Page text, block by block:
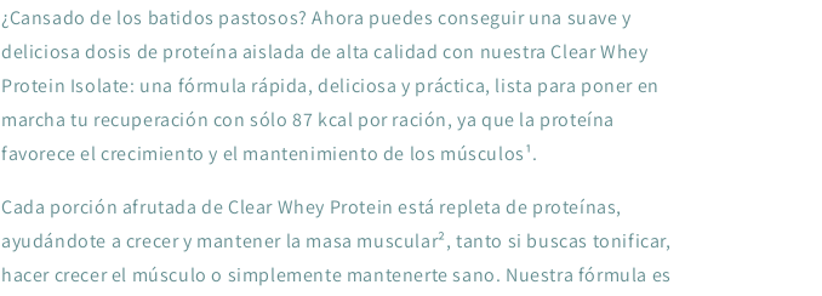
¿Cansado de los batidos pastosos? Ahora puedes conseguir una suave y
deliciosa dosis de proteína aislada de alta calidad con nuestra Clear Whey
Protein Isolate: una fórmula rápida, deliciosa y práctica, lista para poner en
marcha tu recuperación con sólo 87 kcal por ración, ya que la proteína
favorece el crecimiento y el mantenimiento de los músculos¹.
Cada porción afrutada de Clear Whey Protein está repleta de proteínas,
ayudándote a crecer y mantener la masa muscular², tanto si buscas tonificar,
hacer crecer el músculo o simplemente mantenerte sano. Nuestra fórmula es